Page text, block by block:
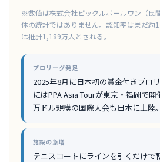
※数値は株式会社ピックルボールワン（民
体の統計ではありません。認知率はまだ約
は推計1,189万人とされる。
プロリーグ発足
2025年8月に日本初の賞金付きプロ
にはPPA Asia Tourが東京・福岡で
万ドル規模の国際大会も日本に上陸。
施設の急増
テニスコートにラインを引くだけで